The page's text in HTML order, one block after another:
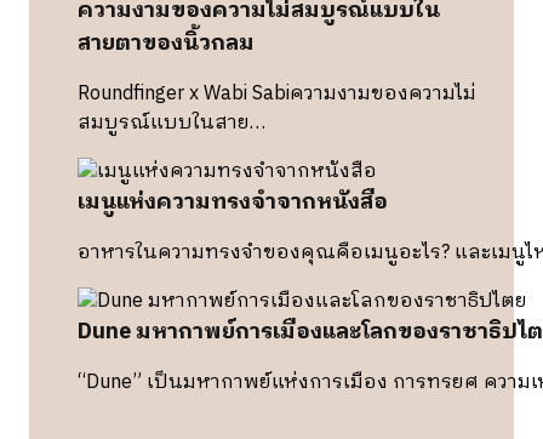
ความงามของความไม่สมบูรณ์แบบใน
สายตาของนิ้วกลม
Roundfinger x Wabi Sabiความงามของความไม่
สมบูรณ์แบบในสาย…
เมนูแห่งความทรงจำจากหนังสือ
อาหารในความทรงจำของคุณคือเมนูอะไร? และเมนู
Dune มหากาพย์การเมืองและโลกของราชาธิปไ
“Dune” เป็นมหากาพย์แห่งการเมือง การทรยศ ควา